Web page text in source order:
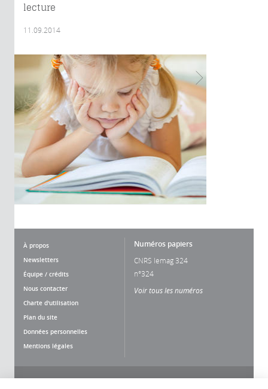
lecture
11.09.2014
À propos
Newsletters
Équipe / crédits
Nous contacter
Charte d'utilisation
Plan du site
Données personnelles
Mentions légales
Numéros papiers
CNRS lemag 324
n°324
Voir tous les numéros